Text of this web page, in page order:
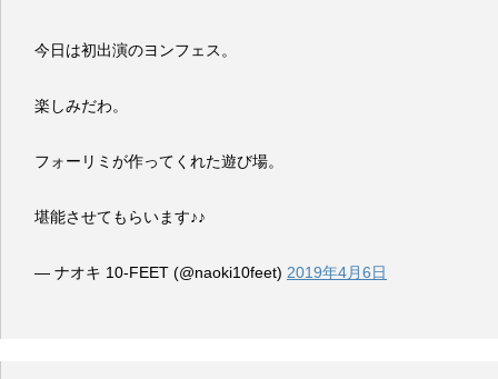
今日は初出演のヨンフェス。
楽しみだわ。
フォーリミが作ってくれた遊び場。
堪能させてもらいます♪♪
— ナオキ 10-FEET (@naoki10feet) 2019年4月6日